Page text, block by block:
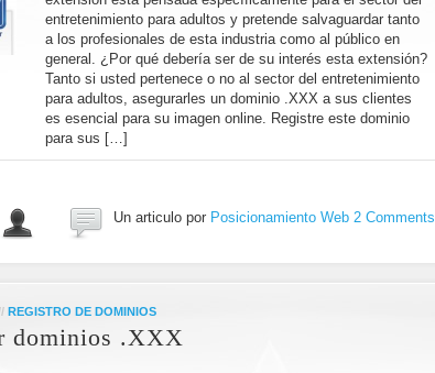
entretenimiento para adultos y pretende salvaguardar tanto
a los profesionales de esta industria como al público en
general. ¿Por qué debería ser de su interés esta extensión?
Tanto si usted pertenece o no al sector del entretenimiento
para adultos, asegurarles un dominio .XXX a sus clientes
es esencial para su imagen online. Registre este dominio
para sus […]
Un articulo por Posicionamiento Web 2 Comments
// REGISTRO DE DOMINIOS
dominios .XXX